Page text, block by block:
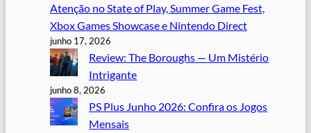
Atenção no State of Play, Summer Game Fest,
Xbox Games Showcase e Nintendo Direct
junho 17, 2026
Review: The Boroughs — Um Mistério
Intrigante
junho 8, 2026
PS Plus Junho 2026: Confira os Jogos
Mensais